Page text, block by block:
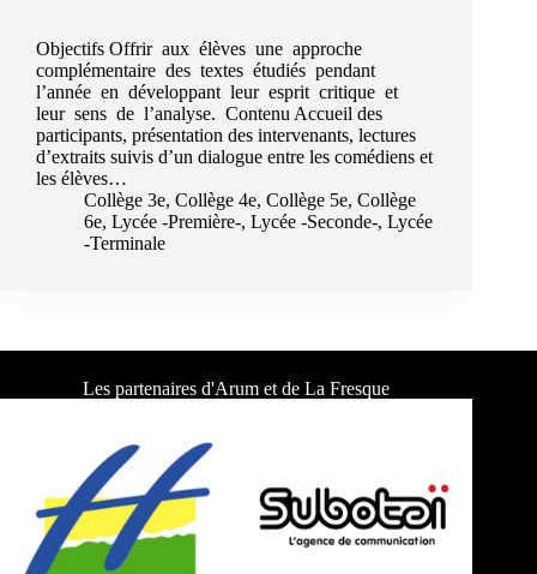
Objectifs Offrir aux élèves une approche
complémentaire des textes étudiés pendant
l’année en développant leur esprit critique et
leur sens de l’analyse. Contenu Accueil des
participants, présentation des intervenants, lectures
d’extraits suivis d’un dialogue entre les comédiens et
les élèves…
Collège 3e, Collège 4e, Collège 5e, Collège
6e, Lycée -Première-, Lycée -Seconde-, Lycée
-Terminale
Les partenaires d'Arum et de La Fresque